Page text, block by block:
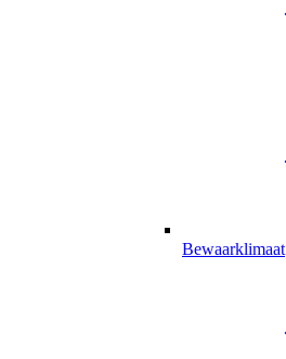
Bewaarklimaat